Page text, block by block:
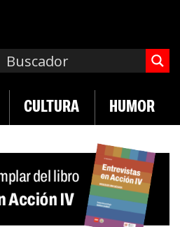
CULTURA HUMOR
mental | Los 43